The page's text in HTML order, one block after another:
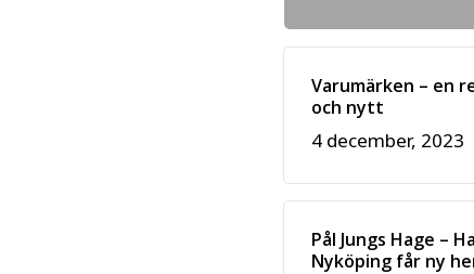
Varumärken – en
och nytt
4 december, 2023
Pål Jungs Hage –
Nyköping får ny